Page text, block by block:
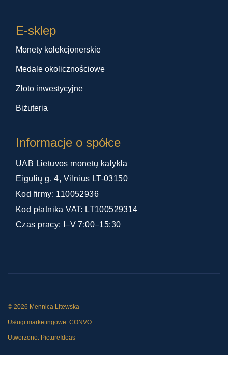
E-sklep
Monety kolekcjonerskie
Medale okolicznościowe
Złoto inwestycyjne
Biżuteria
Informacje o spółce
UAB Lietuvos monetų kalykla
Eigulių g. 4, Vilnius LT-03150
Kod firmy: 110052936
Kod płatnika VAT: LT100529314
Czas pracy: I–V 7:00–15:30
© 2026 Mennica Litewska
Usługi marketingowe: CONVO
Utworzono: PictureIdeas